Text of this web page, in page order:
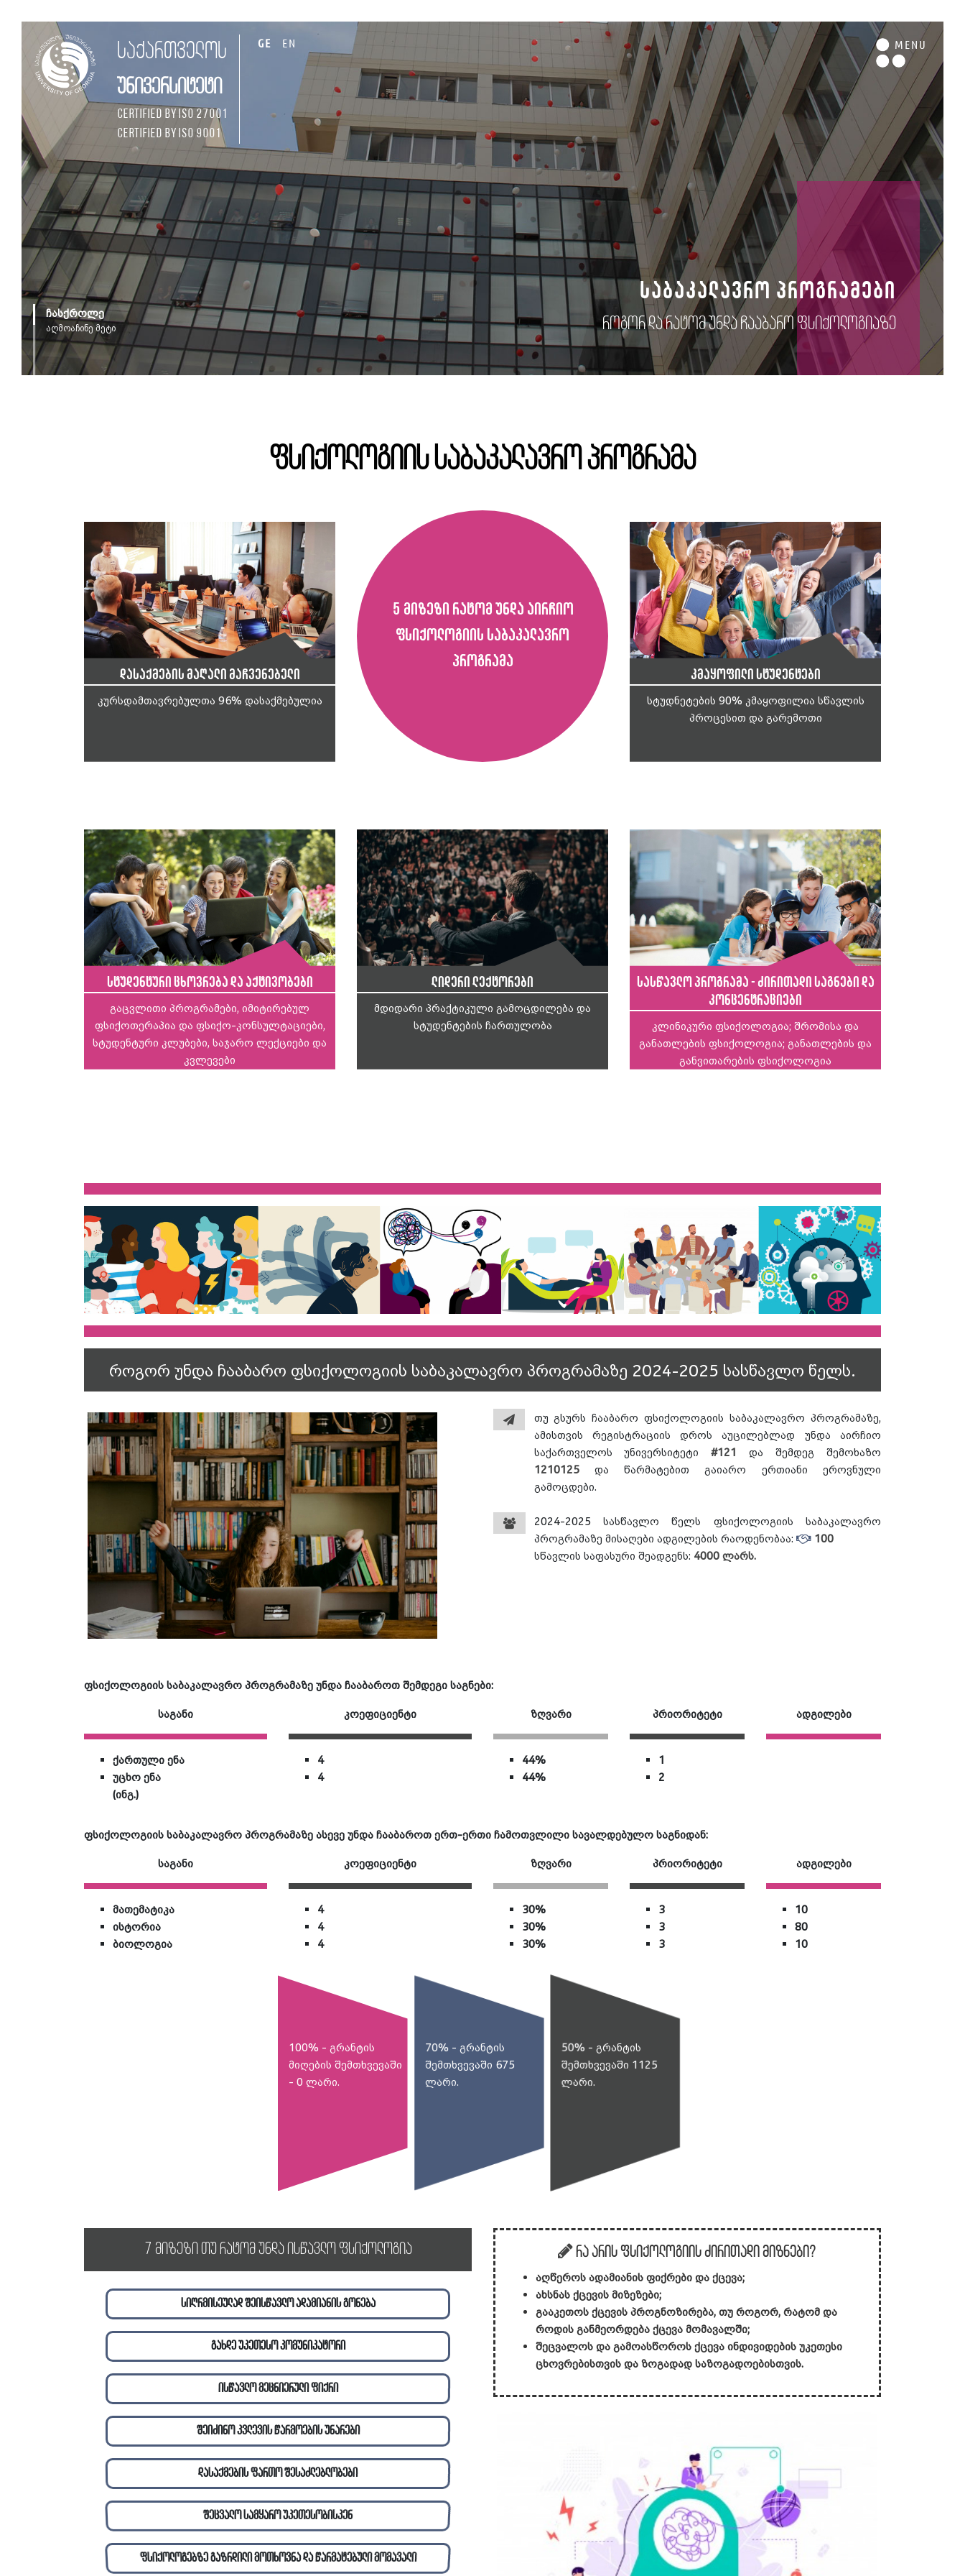
საქართველოს
უნივერსიტეტი
Certified by ISO 27001
Certified by ISO 9001
GE EN MENU
ჩასქროლე
აღმოაჩინე მეტი
საბაკალავრო პროგრამები
როგორ და რატომ უნდა ჩააბარო ფსიქოლოგიაზე
ფსიქოლოგიის საბაკალავრო პროგრამა
დასაქმების მაღალი მაჩვენებელი
კურსდამთავრებულთა 96% დასაქმებულია
5 მიზეზი რატომ უნდა აირჩიო
ფსიქოლოგიის საბაკალავრო
პროგრამა
კმაყოფილი სტუდენტები
სტუდნეტების 90% კმაყოფილია სწავლის
პროცესით და გარემოთი
სტუდენტური ცხოვრება და აქტივობები
გაცვლითი პროგრამები, იმიტირებულ
ფსიქოთერაპია და ფსიქო-კონსულტაციები,
სტუდენტური კლუბები, საჯარო ლექციები და
კვლევები
ლიდერი ლექტორები
მდიდარი პრაქტიკული გამოცდილება და
სტუდენტების ჩართულობა
სასწავლო პროგრამა - ძირითადი საგნები და
კონცენტრაციები
კლინიკური ფსიქოლოგია; შრომისა და
განათლების ფსიქოლოგია; განათლების და
განვითარების ფსიქოლოგია
როგორ უნდა ჩააბარო ფსიქოლოგიის საბაკალავრო პროგრამაზე 2024-2025 სასწავლო წელს.
თუ გსურს ჩააბარო ფსიქოლოგიის საბაკალავრო პროგრამაზე,
ამისთვის რეგისტრაციის დროს აუცილებლად უნდა აირჩიო
საქართველოს უნივერსიტეტი#121
და შემდეგ შემოხაზო
1210125და წარმატებით გაიარო ერთიანი ეროვნული
გამოცდები.
2024-2025 სასწავლო წელს ფსიქოლოგიის საბაკალავრო
პროგრამაზე მისაღები ადგილების რაოდენობაა:
100
სწავლის საფასური შეადგენს: 4000 ლარს.
ფსიქოლოგიის საბაკალავრო პროგრამაზე უნდა ჩააბაროთ შემდეგი საგნები:
საგანი
ქართული ენა
უცხო ენა
(ინგ.)
კოეფიციენტი
4
4
ზღვარი
44%
44%
პრიორიტეტი
1
2
ადგილები
ფსიქოლოგიის საბაკალავრო პროგრამაზე ასევე უნდა ჩააბაროთ ერთ-ერთი ჩამოთვლილი სავალდებულო საგნიდან:
საგანი
მათემატიკა
ისტორია
ბიოლოგია
კოეფიციენტი
4
4
4
ზღვარი
30%
30%
30%
პრიორიტეტი
3
3
3
ადგილები
10
80
10
100% - გრანტის
მიღების შემთხვევაში
- 0 ლარი.
70% - გრანტის
შემთხვევაში 675
ლარი.
50% - გრანტის
შემთხვევაში 1125
ლარი.
7 მიზეზი თუ რატომ უნდა ისწავლო ფსიქოლოგია
სიღრმისეულად შეისწავლო ადამიანის გონება
გახდე უკეთესო კომუნიკატორი
ისწავლო მეცნიერული ფიქრი
შეიძინო კვლევის წარმოების უნარები
დასაქმების ფართო შესაძლებლობები
შეცვალო სამყარო უკეთესობისკენ
ფსიქოლოგებზე გაზრდილი მოთხოვნა და წარმატებული მომავალი
რა არის ფსიქოლოგიის ძირითადი მიზნები?
აღწეროს ადამიანის ფიქრები და ქცევა;
ახსნას ქცევის მიზეზები;
გააკეთოს ქცევის პროგნოზირება, თუ როგორ, რატომ და
როდის განმეორდება ქცევა მომავალში;
შეცვალოს და გამოასწოროს ქცევა ინდივიდების უკეთესი
ცხოვრებისთვის და ზოგადად საზოგადოებისთვის.